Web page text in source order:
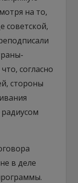
на то,
советской,
согласно
стороны
в деле